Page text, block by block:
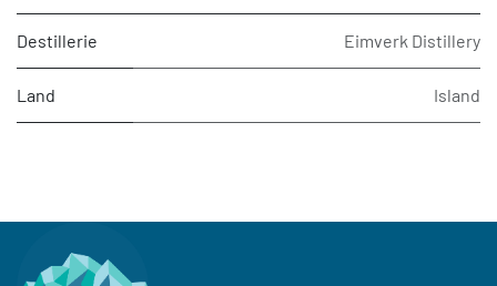
Destillerie Eimverk Distillery
Land Island